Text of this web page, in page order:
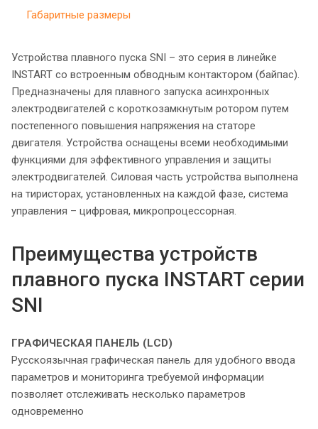
Габаритные размеры
Устройства плавного пуска SNI – это серия в линейке
INSTART со встроенным обводным контактором (байпас).
Предназначены для плавного запуска асинхронных
электродвигателей с короткозамкнутым ротором путем
постепенного повышения напряжения на статоре
двигателя. Устройства оснащены всеми необходимыми
функциями для эффективного управления и защиты
электродвигателей. Силовая часть устройства выполнена
на тиристорах, установленных на каждой фазе, система
управления – цифровая, микропроцессорная.
Преимущества устройств
плавного пуска INSTART серии
SNI
ГРАФИЧЕСКАЯ ПАНЕЛЬ (LCD)
Русскоязычная графическая панель для удобного ввода
параметров и мониторинга требуемой информации
позволяет отслеживать несколько параметров
одновременно